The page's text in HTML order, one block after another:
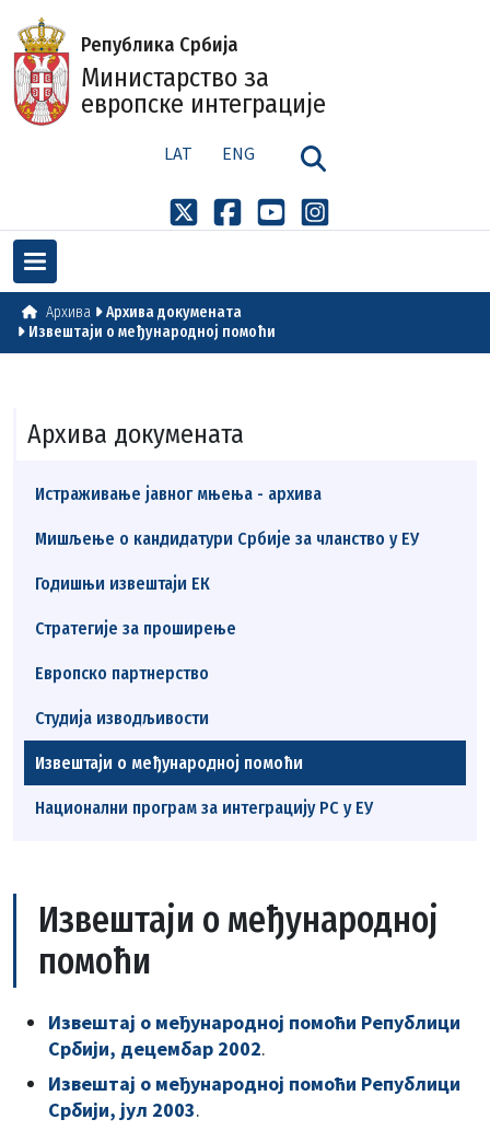
Република Србија
Министарство за
европске интеграције
LAT ENG
Архива
Архива докумената
Извештаји о међународној помоћи
Архива докумената
Истраживање јавног мњења - архива
Мишљење о кандидатури Србије за чланство у ЕУ
Годишњи извештаји ЕК
Стратегије за проширење
Европско партнерство
Студија изводљивости
Извештаји о међународној помоћи
Национални програм за интеграцију РС у ЕУ
Извештаји о међународној
помоћи
Извештај о међународној помоћи Републици
Србији, децембар 2002.
Извештај о међународној помоћи Републици
Србији, јул 2003.